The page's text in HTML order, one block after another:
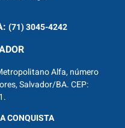
(71) 3045-4242
Alfa, número
Salvador/BA. CEP:
CONQUISTA